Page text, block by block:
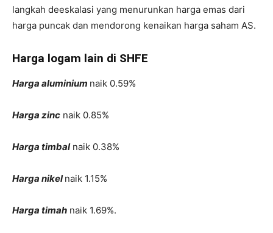
langkah deeskalasi yang menurunkan harga emas dari
harga puncak dan mendorong kenaikan harga saham AS.
Harga logam lain di SHFE
Harga aluminium naik 0.59%
Harga zinc naik 0.85%
Harga timbalnaik 0.38%
Harga nikelnaik 1.15%
Harga timah naik 1.69%.